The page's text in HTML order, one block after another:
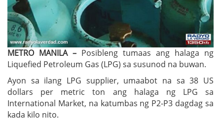
METRO MANILA – Posibleng tumaas ang halaga ng
Liquefied Petroleum Gas (LPG) sa susunod na buwan.
Ayon sa ilang LPG supplier, umaabot na sa 38 US
dollars per metric ton ang halaga ng LPG sa
International Market, na katumbas ng P2-P3 dagdag sa
kada kilo nito.